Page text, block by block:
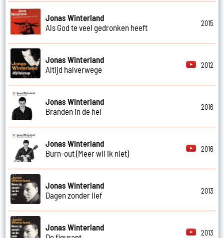
Jonas Winterland
Als God te veel gedronken heeft
2015
Jonas Winterland
Altijd halverwege
2012
Jonas Winterland
Branden in de hel
2016
Jonas Winterland
Burn-out (Meer wil ik niet)
2016
Jonas Winterland
Dagen zonder lief
2013
Jonas Winterland
2013